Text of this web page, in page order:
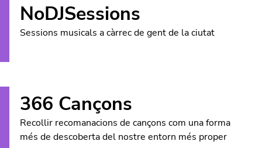
NoDJSessions
Sessions musicals a càrrec de gent de la ciutat
366 Cançons
Recollir recomanacions de cançons com una forma
més de descoberta del nostre entorn més proper